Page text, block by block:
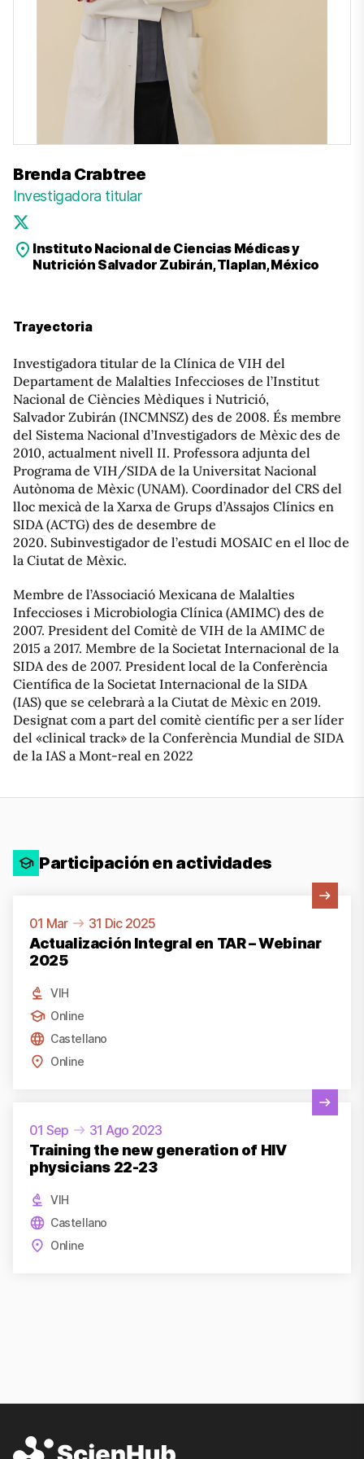
Brenda Crabtree
Investigadora titular
Instituto Nacional de Ciencias Médicas y
Nutrición Salvador Zubirán, Tlaplan, México
Trayectoria
Investigadora titular de la Clínica de VIH del
Departament de Malalties Infeccioses de l’Institut
Nacional de Ciències Mèdiques i Nutrició,
Salvador Zubirán (INCMNSZ) des de 2008. És membre
del Sistema Nacional d’Investigadors de Mèxic des de
2010, actualment nivell II. Professora adjunta del
Programa de VIH/SIDA de la Universitat Nacional
Autònoma de Mèxic (UNAM). Coordinador del CRS del
lloc mexicà de la Xarxa de Grups d’Assajos Clínics en
SIDA (ACTG) des de desembre de
2020. Subinvestigador de l’estudi MOSAIC en el lloc de
la Ciutat de Mèxic.
Membre de l’Associació Mexicana de Malalties
Infeccioses i Microbiologia Clínica (AMIMC) des de
2007. President del Comitè de VIH de la AMIMC de
2015 a 2017. Membre de la Societat Internacional de la
SIDA des de 2007. President local de la Conferència
Científica de la Societat Internacional de la SIDA
(IAS) que se celebrarà a la Ciutat de Mèxic en 2019.
Designat com a part del comitè científic per a ser líder
del «clinical track» de la Conferència Mundial de SIDA
de la IAS a Mont-real en 2022
Participación en actividades
01 Mar 31 Dic 2025
Actualización Integral en TAR – Webinar
2025
VIH
Online
Castellano
Online
01 Sep 31 Ago 2023
Training the new generation of HIV
physicians 22-23
VIH
Castellano
Online